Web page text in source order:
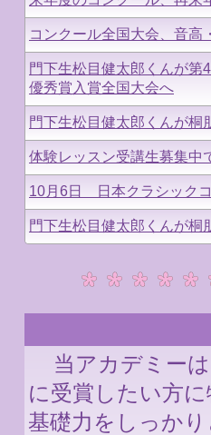
コンクール全国大会、音高
門下生松目健太郎くんが第
優秀賞入賞全国大会へ
門下生松目健太郎くんが桐
体験レッスン受講生募集中
10月6日 日本クラシックコ
門下生松目健太郎くんが桐
当アカデミーは
に受賞したい方に
基礎力をしっか